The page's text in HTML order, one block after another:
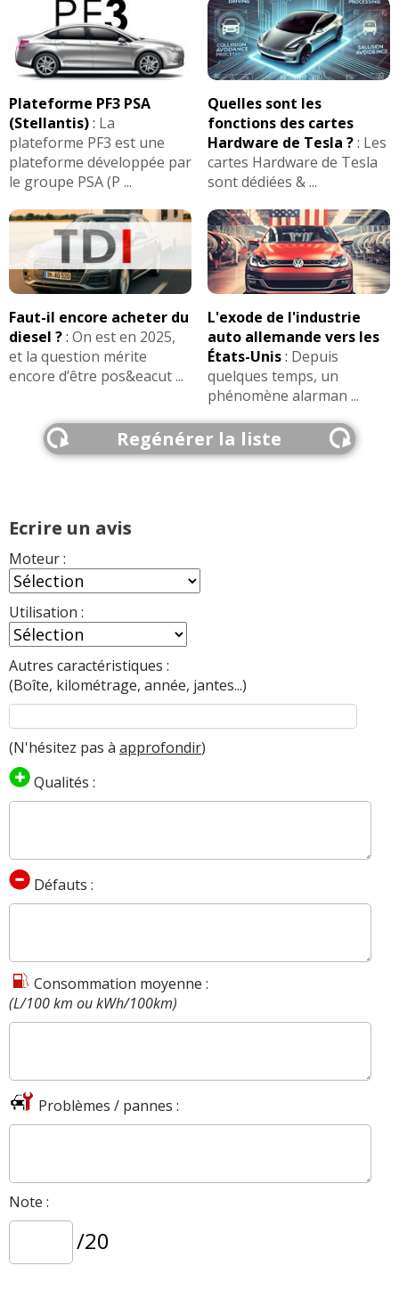
Plateforme PF3 PSA
(Stellantis): La
plateforme PF3 est une
plateforme développée par
le groupe PSA (P ...
Quelles sont les
fonctions des cartes
Hardware de Tesla ?: Les
cartes Hardware de Tesla
sont dédiées & ...
Faut-il encore acheter du
diesel ?: On est en 2025,
et la question mérite
encore d’être pos&eacut ...
L'exode de l'industrie
auto allemande vers les
États-Unis: Depuis
quelques temps, un
phénomène alarman ...
Regénérer la liste
Ecrire un avis
Moteur :
Utilisation :
Autres caractéristiques :
(Boîte, kilométrage, année, jantes...)
(N'hésitez pas à approfondir)
Qualités :
Défauts :
Consommation moyenne :
(L/100 km ou kWh/100km)
Problèmes / pannes :
Note :
/20